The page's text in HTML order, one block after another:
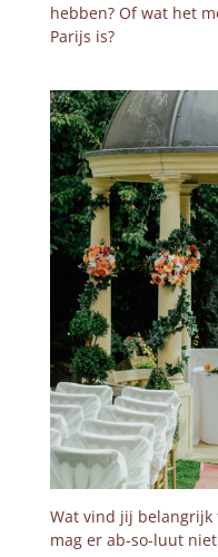
hebben? Of wat het
Parijs is?
Wat vind jij belangrijk
mag er ab-so-luut